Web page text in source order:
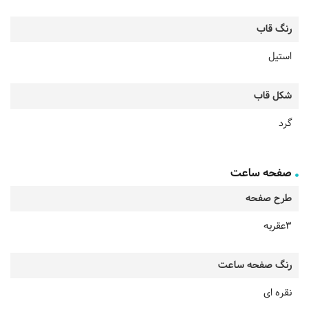
رنگ قاب
استیل
شکل قاب
گرد
صفحه ساعت
طرح صفحه
3عقربه
رنگ صفحه ساعت
نقره ای